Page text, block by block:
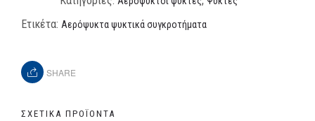
Ετικέτα: Αερόψυκτα ψυκτικά συγκροτήματα
SHARE
ΣΧΕΤΙΚΆ ΠΡΟΪΌΝΤΑ